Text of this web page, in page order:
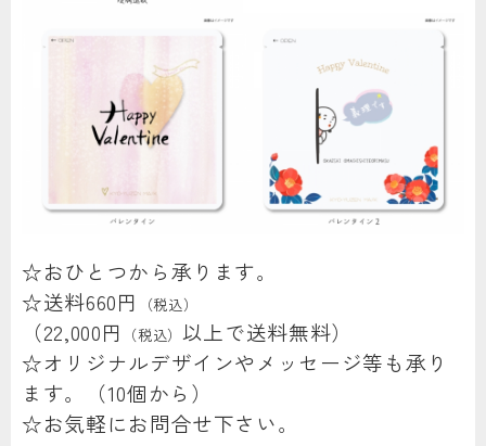
☆おひとつから承ります。
☆送料660円
（税込）
（22,000円 （税込） 以上で送料無料）
☆オリジナルデザインやメッセージ等も承り
ます。（10個から）
☆お気軽にお問合せ下さい。